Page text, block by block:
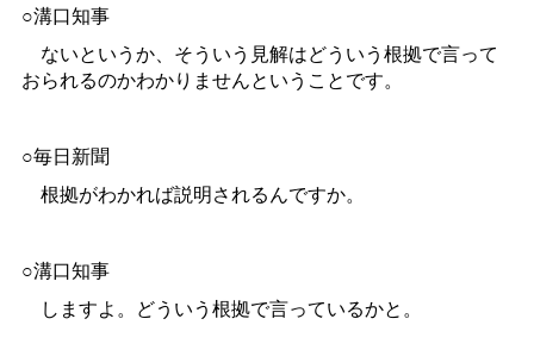
○溝口知事
ないというか、そういう見解はどういう根拠で言って
おられるのかわかりませんということです。
○毎日新聞
根拠がわかれば説明されるんですか。
○溝口知事
しますよ。どういう根拠で言っているかと。